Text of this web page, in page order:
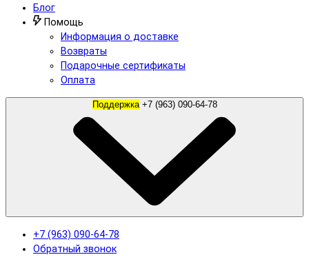
Блог
Помощь
Информация о доставке
Возвраты
Подарочные сертификаты
Оплата
Поддержка +7 (963) 090-64-78
+7 (963) 090-64-78
Обратный звонок